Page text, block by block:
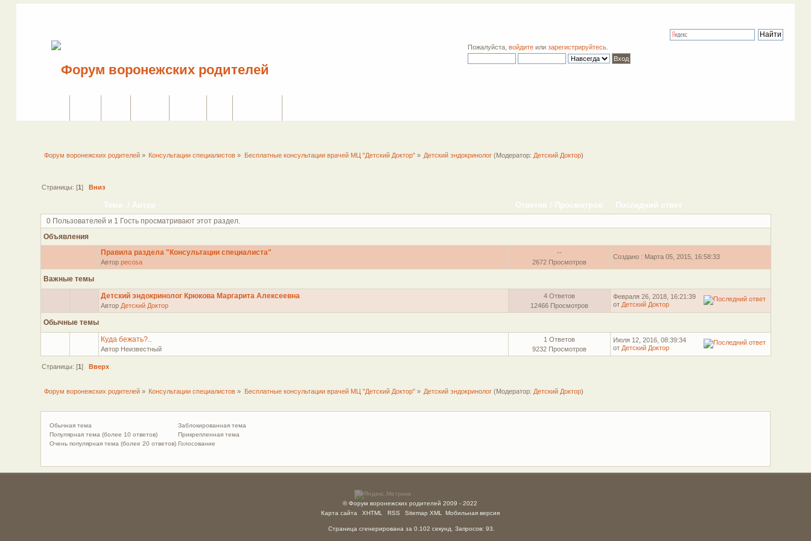
Пожалуйста,войдите илизарегистрируйтесь
Форум воронежских родителей » Консультации специалистов » Бесплатные консультации врачей МЦ "Детский Доктор"» Детский эндокринолог (Модератор:Детский Доктор)
Страницы: [1] Вниз
Тема / Автор Ответов / Просмотров Последний ответ
0 Пользователей и 1 Гость просматривают этот раздел.
Объявления
Правила раздела "Консультации специалиста"
Автор pecosa
--
2672 Просмотров
Создано : Марта 05, 2015, 16:58:33
Важные темы
Детский эндокринолог Крюкова Маргарита Алексеевна
Автор Детский Доктор
4 Ответов
12466 Просмотров
Февраля 26, 2018, 16:21:39
от Детский Доктор
Обычные темы
Куда бежать?..
Автор Неизвестный
1 Ответов
9232 Просмотров
Июля 12, 2016, 08:39:34
от Детский Доктор
Страницы: [1]Вверх
Форум воронежских родителей » Консультации специалистов » Бесплатные консультации врачей МЦ "Детский Доктор"» Детский эндокринолог (Модератор: Детский Доктор)
Обычная тема
Популярная тема (более 10 ответов)
Очень популярная тема (более 20 ответов)
Заблокированная тема
Прикрепленная тема
Голосование
© Форум воронежских родителей 2009 - 2022
Карта сайта
XHTML RSS Sitemap XML Мобильная версия
Страница сгенерирована за 0.102 секунд. Запросов: 93.